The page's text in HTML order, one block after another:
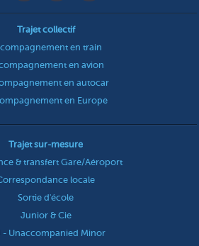
Trajet collectif
en train
en avion
en autocar
en Europe
Trajet sur-mesure
& transfert Gare/Aéroport
locale
Sortie d'école
Junior & Cie
- Unaccompanied Minor